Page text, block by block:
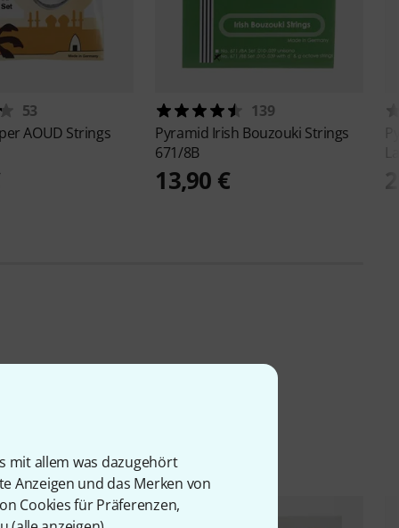
mit allem was dazugehört
Anzeigen und das Merken von
Cookies für Präferenzen,
53
AOUD Strings
139
Pyramid Irish Bouzouki Strings
671/8B
13,90 €